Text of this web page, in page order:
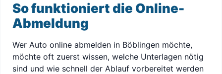
So funktioniert die Online-
Abmeldung
Wer Auto online abmelden in Böblingen möchte,
möchte oft zuerst wissen, welche Unterlagen nötig
sind und wie schnell der Ablauf vorbereitet werden